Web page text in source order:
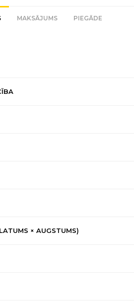
MAKSĀJUMS PIEGĀDE
× AUGSTUMS)